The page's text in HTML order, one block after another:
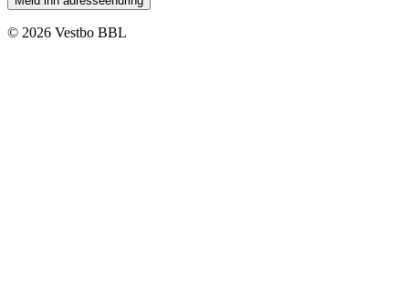
© 2026 Vestbo BBL